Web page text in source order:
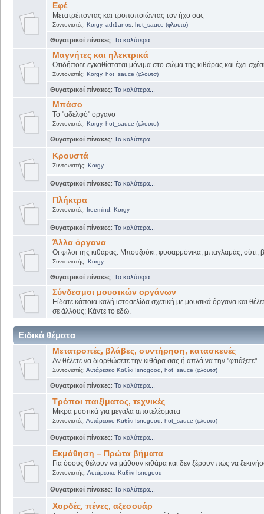
Εφέ
Μετατρέποντας και τροποποιώντας τον ήχο σας
Συντονιστές: Korgy, adr1anos, hot_sauce (φλουτσ)
Θυγατρικοί πίνακες: Τα καλύτερα...
Μαγνήτες και ηλεκτρικά
Οτιδήποτε εγκαθίσταται μόνιμα στο σώμα της κιθάρας και έχει
Συντονιστές: Korgy, hot_sauce (φλουτσ)
Θυγατρικοί πίνακες: Τα καλύτερα...
Μπάσο
Το "αδελφό" όργανο
Συντονιστές: Korgy, hot_sauce (φλουτσ)
Θυγατρικοί πίνακες: Τα καλύτερα...
Κρουστά
Συντονιστής: Korgy
Θυγατρικοί πίνακες: Τα καλύτερα...
Πλήκτρα
Συντονιστές: freemind Korgy
Θυγατρικοί πίνακες: Τα καλύτερα...
Άλλα όργανα
Οι φίλοι της κιθάρας: Μπουζούκι, φυσαρμόνικα, μπαγλαμάς, ούτι,
Συντονιστής: Korgy
Θυγατρικοί πίνακες: Τα καλύτερα...
Σύνδεσμοι μουσικών οργάνων
Είδατε κάποια καλή ιστοσελίδα σχετική με μουσικά όργανα και
σε άλλους; Κάντε το εδώ.
Ειδικά θέματα
Μετατροπές, βλάβες, συντήρηση, κατασκευές
Αν θέλετε να διορθώσετε την κιθάρα σας ή απλά να την "φτιάξετε".
Συντονιστές: Αυτάρεσκο Καθίκι Isnogood hot_sauce (φλουτσ)
Θυγατρικοί πίνακες: Τα καλύτερα...
Τρόποι παιξίματος, τεχνικές
Μικρά μυστικά για μεγάλα αποτελέσματα
Συντονιστές: Αυτάρεσκο Καθίκι Isnogood hot_sauce (φλουτσ)
Θυγατρικοί πίνακες: Τα καλύτερα...
Εκμάθηση – Πρώτα βήματα
Για όσους θέλουν να μάθουν κιθάρα και δεν ξέρουν πώς να
Συντονιστής: Αυτάρεσκο Καθίκι Isnogood
Θυγατρικοί πίνακες: Τα καλύτερα...
Χορδές, πένες, αξεσουάρ